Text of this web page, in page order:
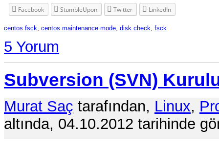
Facebook StumbleUpon Twitter LinkedIn
centos fsck, centos maintenance mode, disk check, fsck
5 Yorum
Subversion (SVN)
Murat Saç tarafından, Linux,
altında, 04.10.2012 tarihinde